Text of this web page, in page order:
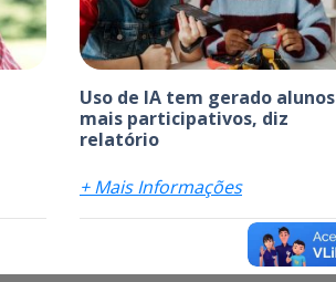
Uso de IA tem gerado alunos
mais participativos, diz
relatório
+ Mais Informações